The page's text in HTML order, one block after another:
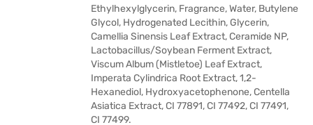
Ethylhexylglycerin, Fragrance, Water, Butylene
Glycol, Hydrogenated Lecithin, Glycerin,
Camellia Sinensis Leaf Extract, Ceramide NP,
Lactobacillus/Soybean Ferment Extract,
Viscum Album (Mistletoe) Leaf Extract,
Imperata Cylindrica Root Extract, 1,2-
Hexanediol, Hydroxyacetophenone, Centella
Asiatica Extract, CI 77891, CI 77492, CI 77491,
CI 77499.